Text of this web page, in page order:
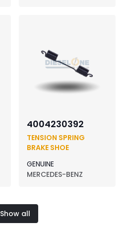
4004230392
TENSION SPRING
BRAKE SHOE
GENUINE
MERCEDES-BENZ
Show all